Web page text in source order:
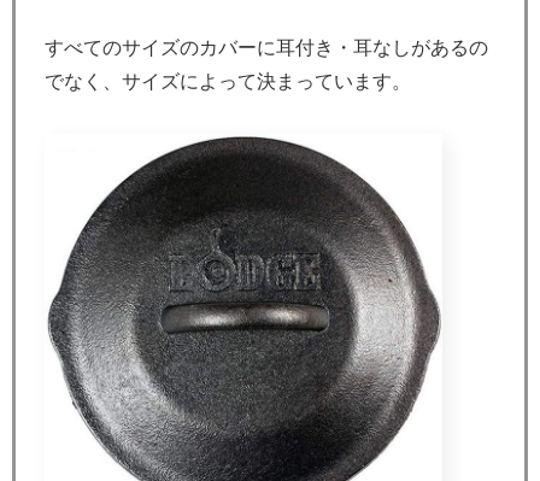
すべてのサイズのカバーに耳付き・耳なしがあるの
でなく、サイズによって決まっています。